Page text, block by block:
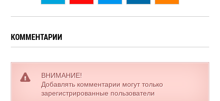
КОММЕНТАРИИ
ВНИМАНИЕ!
Добавлять комментарии могут только
зарегистрированные пользователи